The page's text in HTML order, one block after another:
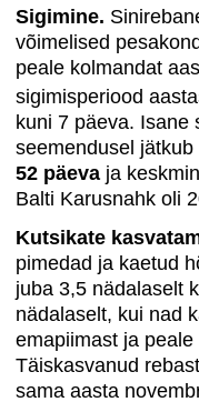
Sigimine.
võimelised
peale kolmandat
sigimisperiood
kuni 7 päeva. Isane
seemendusel
52 päeva ja
Balti Karusnahk oli
Kutsikate
pimedad ja kaetud
juba 3,5 nädalaselt
nädalaselt, kui nad
emapiimast ja
Täiskasvanud
sama aasta